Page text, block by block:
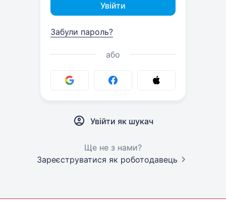
Увійти
Забули пароль?
або
Увійти як шукач
Ще не з нами?
Зареєструватися як роботодавець